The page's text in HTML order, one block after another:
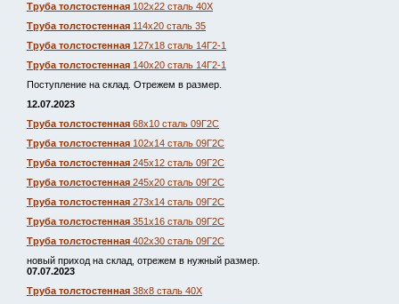
Труба толстостенная 102х22 сталь 40Х
Труба толстостенная 114х20 сталь 35
Труба толстостенная 127х18 сталь 14Г2-1
Труба толстостенная 140х20 сталь 14Г2-1
Поступление на склад. Отрежем в размер.
12.07.2023
Труба толстостенная 68х10 сталь 09Г2С
Труба толстостенная 102х14 сталь 09Г2С
Труба толстостенная 245х12 сталь 09Г2С
Труба толстостенная 245х20 сталь 09Г2С
Труба толстостенная 273х14 сталь 09Г2С
Труба толстостенная 351х16 сталь 09Г2С
Труба толстостенная 402х30 сталь 09Г2С
новый приход на склад, отрежем в нужный размер.
07.07.2023
Труба толстостенная 38х8 сталь 40Х